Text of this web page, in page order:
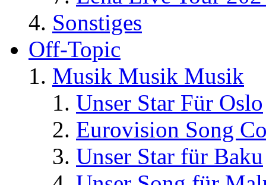
Sonstiges
Off-Topic
Musik Musik Musik
Unser Star Für Oslo
Eurovision Song
Unser Star für Baku